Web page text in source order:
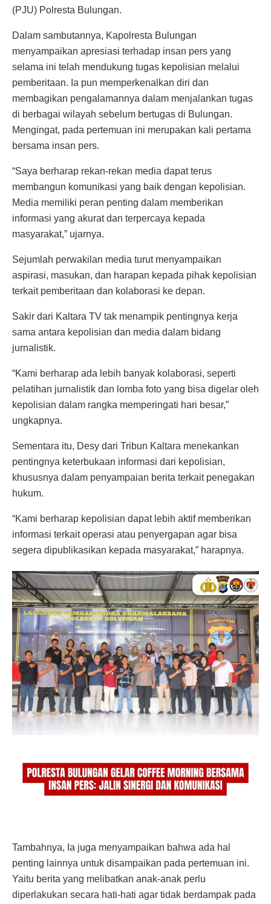
(PJU) Polresta Bulungan.
Dalam sambutannya, Kapolresta Bulungan
menyampaikan apresiasi terhadap insan pers yang
selama ini telah mendukung tugas kepolisian melalui
pemberitaan. Ia pun memperkenalkan diri dan
membagikan pengalamannya dalam menjalankan tugas
di berbagai wilayah sebelum bertugas di Bulungan.
Mengingat, pada pertemuan ini merupakan kali pertama
bersama insan pers.
“Saya berharap rekan-rekan media dapat terus
membangun komunikasi yang baik dengan kepolisian.
Media memiliki peran penting dalam memberikan
informasi yang akurat dan terpercaya kepada
masyarakat,” ujarnya.
Sejumlah perwakilan media turut menyampaikan
aspirasi, masukan, dan harapan kepada pihak kepolisian
terkait pemberitaan dan kolaborasi ke depan.
Sakir dari Kaltara TV tak menampik pentingnya kerja
sama antara kepolisian dan media dalam bidang
jurnalistik.
“Kami berharap ada lebih banyak kolaborasi, seperti
pelatihan jurnalistik dan lomba foto yang bisa digelar oleh
kepolisian dalam rangka memperingati hari besar,”
ungkapnya.
Sementara itu, Desy dari Tribun Kaltara menekankan
pentingnya keterbukaan informasi dari kepolisian,
khususnya dalam penyampaian berita terkait penegakan
hukum.
“Kami berharap kepolisian dapat lebih aktif memberikan
informasi terkait operasi atau penyergapan agar bisa
segera dipublikasikan kepada masyarakat,” harapnya.
Tambahnya, Ia juga menyampaikan bahwa ada hal
penting lainnya untuk disampaikan pada pertemuan ini.
Yaitu berita yang melibatkan anak-anak perlu
diperlakukan secara hati-hati agar tidak berdampak pada